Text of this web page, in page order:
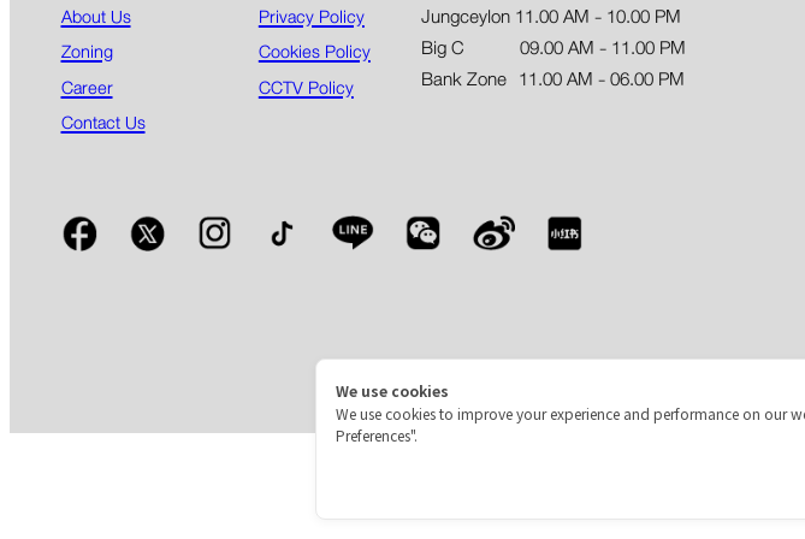
About Us
Zoning
Career
Contact Us
Privacy Policy
Cookies Policy
CCTV Policy
Jungceylon 11.00 AM - 10.00 PM
Big C 09.00 AM - 11.00 PM
Bank Zone 11.00 AM - 06.00 PM
We use cookies
We use cookies to improve your experience and performance on our
Preferences".